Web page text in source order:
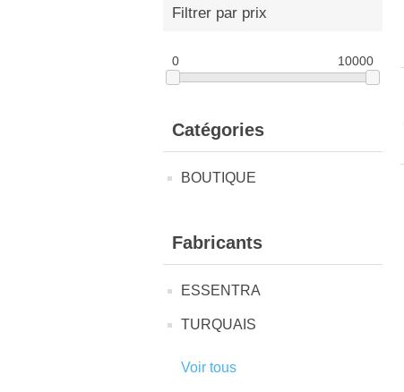
Filtrer par prix
0 10000
Catégories
BOUTIQUE
Fabricants
ESSENTRA
TURQUAIS
Voir tous